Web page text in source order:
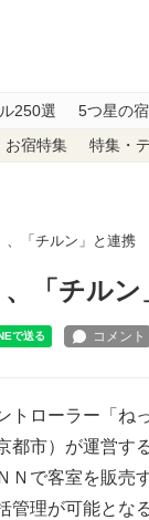
250選 5つ星の
お宿特集 特集・
、「チルン」と連携
「チルン
ローラー「ね
市）が運営す
Ｎで客室を販売
管理が可能とな